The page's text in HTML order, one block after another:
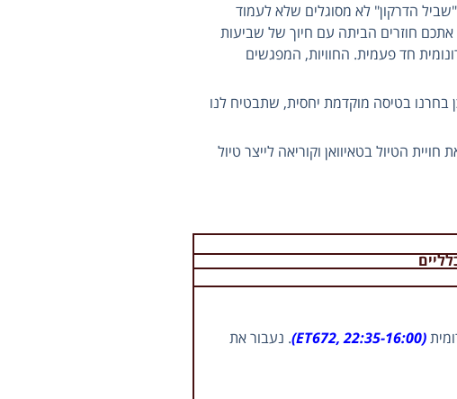
הדרקון" לא מסוגלים שלא לעמוד
אתכם חוזרים הביתה עם חיוך של שביעות
חד פעמית. החוויות, המפגשים
בטיסה מוקדמת יחסית, שתבטיח לנו
הטיול בטאיוואן וקוריאה לייצר טיול
(ET672, 22:35-16:00)
. נעבור את